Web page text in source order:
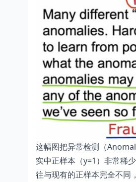
这幅图把异常检测（
实中正样本（y=1）非常稀
往与现有的正样本完全不同